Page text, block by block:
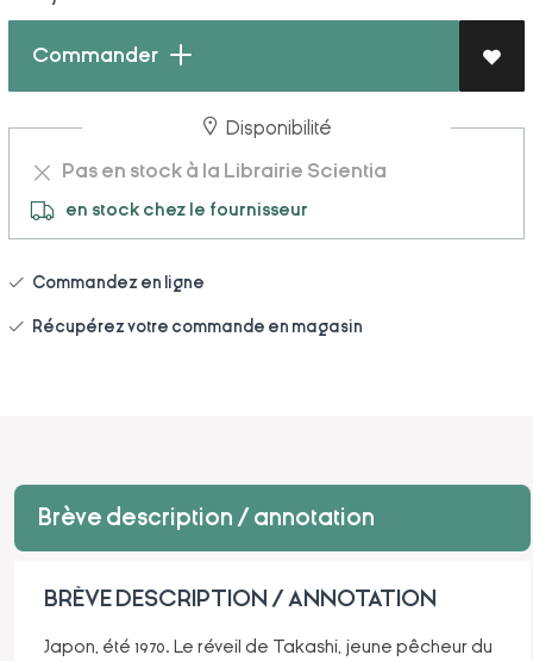
Commander
Disponibilité
Pas en stock à la Librairie Scientia
en stock chez le fournisseur
Commandez en ligne
Récupérez votre commande en magasin
Brève description / annotation
BRÈVE DESCRIPTION / ANNOTATION
Japon, été 1970. Le réveil de Takashi, jeune pêcheur du